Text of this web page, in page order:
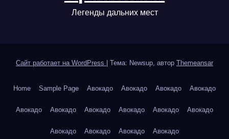
Легенды дальних мест
Сайт работает на WordPress Тема: Newsup, автор Themeansar
Home Sample Page Авокадо Авокадо Авокадо Авокадо
Авокадо Авокадо Авокадо Авокадо Авокадо Авокадо
Авокадо Авокадо Авокадо Авокадо